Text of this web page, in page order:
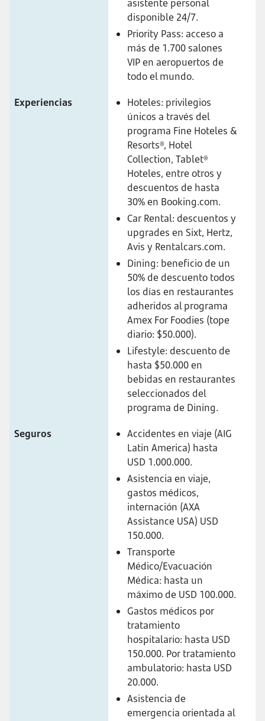
asistente personal
disponible 24/7.
Priority Pass: acceso a
más de 1.700 salones
VIP en aeropuertos de
todo el mundo.
Experiencias
Hoteles: privilegios
únicos a través del
programa Fine Hoteles &
Resorts®, Hotel
Collection, Tablet®
Hoteles, entre otros y
descuentos de hasta
30% en Booking.com.
Car Rental: descuentos y
upgrades en Sixt, Hertz,
Avis y Rentalcars.com.
Dining: beneficio de un
50% de descuento todos
los días en restaurantes
adheridos al programa
Amex For Foodies (tope
diario: $50.000).
Lifestyle: descuento de
hasta $50.000 en
bebidas en restaurantes
seleccionados del
programa de Dining.
Seguros
Accidentes en viaje (AIG
Latin America) hasta
USD 1.000.000.
Asistencia en viaje,
gastos médicos,
internación (AXA
Assistance USA) USD
150.000.
Transporte
Médico/Evacuación
Médica: hasta un
máximo de USD 100.000.
Gastos médicos por
tratamiento
hospitalario: hasta USD
150.000. Por tratamiento
ambulatorio: hasta USD
20.000.
Asistencia de
emergencia orientada al